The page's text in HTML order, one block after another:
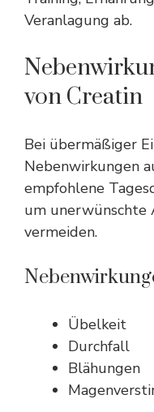
Veranlagung ab.
von Creatin
Bei übermäßiger
Nebenwirkungen
empfohlene
um unerwünschte
vermeiden.
Übelkeit
Durchfall
Blähungen